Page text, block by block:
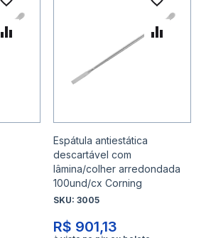
Adicionar à lista de
Adicionar para Comparar
Espátula antiestática
descartável com
lâmina/colher arredondada
100und/cx Corning
SKU:3005
R$ 901,13